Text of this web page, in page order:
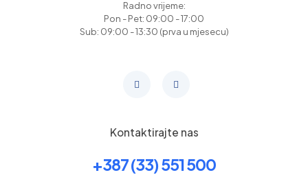
Radno vrijeme:
Pon - Pet: 09:00 - 17:00
Sub: 09:00 - 13:30 (prva u mjesecu)
Kontaktirajte nas
+387 (33) 551 500